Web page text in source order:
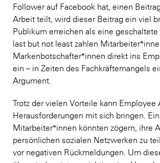
Follower auf Facebook hat, einen
Arbeit teilt, wird dieser Beitrag ein viel
Publikum erreichen als eine geschaltete
last but not least zahlen
Markenbotschafter*innen direkt ins
ein – in Zeiten des Fachkräftemangels
Argument.
Trotz der vielen Vorteile kann Employee
Herausforderungen mit sich bringen.
Mitarbeiter*innen könnten zögern, ihre
persönlichen sozialen Netzwerken zu
vor negativen Rückmeldungen. Um